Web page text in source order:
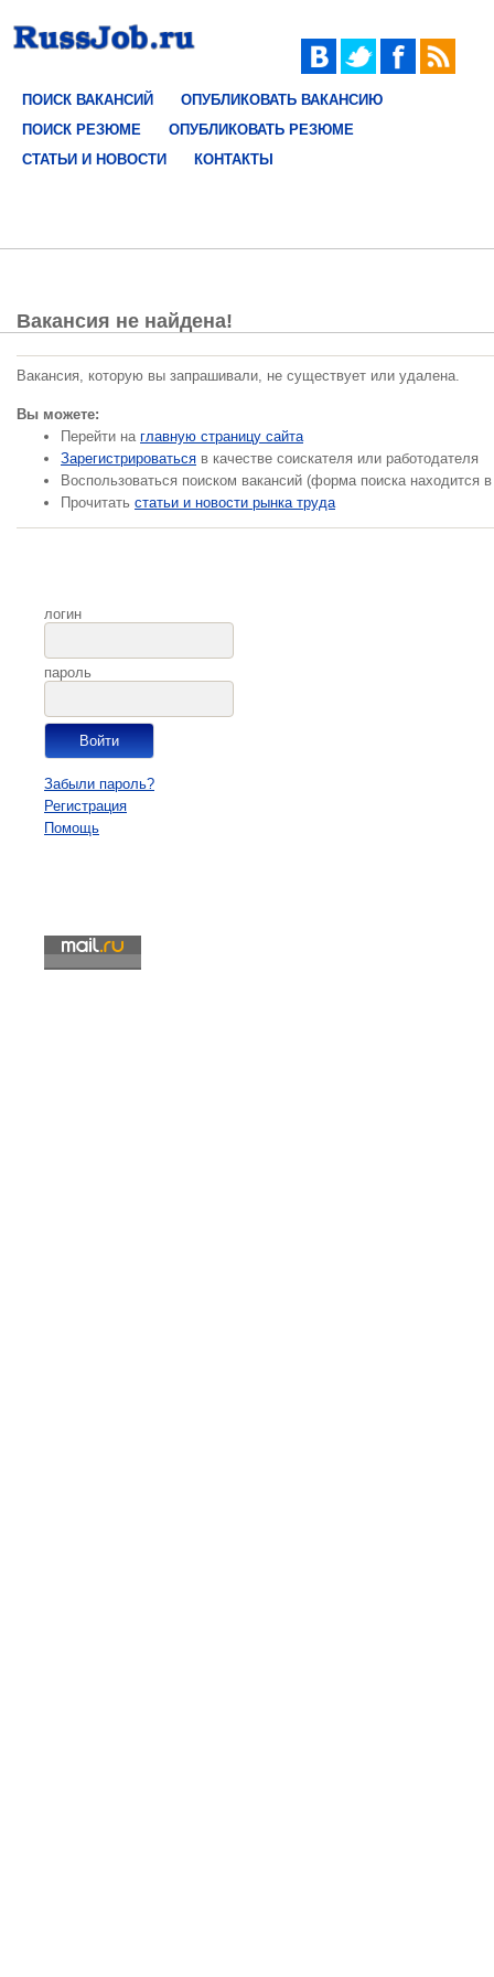
ПОИСК ВАКАНСИЙ
ОПУБЛИКОВАТЬ ВАКАНСИЮ
ПОИСК РЕЗЮМЕ
ОПУБЛИКОВАТЬ РЕЗЮМЕ
СТАТЬИ И НОВОСТИ
КОНТАКТЫ
Вакансия не найдена!
Вакансия, которую вы запрашивали, не существует или удалена.
Вы можете:
Перейти на главную страницу сайта
Зарегистрироваться в качестве соискателя или работодателя
Воспользоваться поиском вакансий (форма поиска находится
Прочитать статьи и новости рынка труда
логин
пароль
Забыли пароль?
Регистрация
Помощь